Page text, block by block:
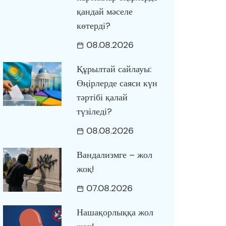
қандай мәселе
көтерді?
08.08.2026
Құрылтай сайлауы:
Өңірлерде саяси күн
тәртібі қалай
түзіледі?
08.08.2026
Вандализмге – жол
жоқ!
07.08.2026
Нашақорлыққа жол